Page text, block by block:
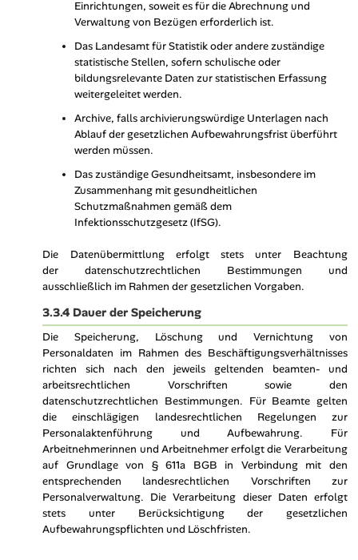
Einrichtungen, soweit es für die Abrechnung und
Verwaltung von Bezügen erforderlich ist.
Das Landesamt für Statistik oder andere zuständige
statistische Stellen, sofern schulische oder
bildungsrelevante Daten zur statistischen Erfassung
weitergeleitet werden.
Archive, falls archivierungswürdige Unterlagen nach
Ablauf der gesetzlichen Aufbewahrungsfrist überführt
werden müssen.
Das zuständige Gesundheitsamt, insbesondere im
Zusammenhang mit gesundheitlichen
Schutzmaßnahmen gemäß dem
Infektionsschutzgesetz (IfSG).
Die Datenübermittlung erfolgt stets unter Beachtung
der datenschutzrechtlichen Bestimmungen und
ausschließlich im Rahmen der gesetzlichen Vorgaben.
3.3.4 Dauer der Speicherung
Die Speicherung, Löschung und Vernichtung von
Personaldaten im Rahmen des Beschäftigungsverhältnisses
richten sich nach den jeweils geltenden beamten- und
arbeitsrechtlichen Vorschriften sowie den
datenschutzrechtlichen Bestimmungen. Für Beamte gelten
die einschlägigen landesrechtlichen Regelungen zur
Personalaktenführung und Aufbewahrung. Für
Arbeitnehmerinnen und Arbeitnehmer erfolgt die Verarbeitung
auf Grundlage von § 611a BGB in Verbindung mit den
entsprechenden landesrechtlichen Vorschriften zur
Personalverwaltung. Die Verarbeitung dieser Daten erfolgt
stets unter Berücksichtigung der gesetzlichen
Aufbewahrungspflichten und Löschfristen.